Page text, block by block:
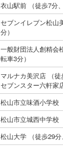
衣山駅前 （徒歩7分
セブンイレブン松山
分）
一般財団法人創精会
転車3分）
マルナカ美沢店 （徒
セブンスター六軒家
松山市立味酒小学校
松山市立城西中学校
松山大学 （徒歩29分